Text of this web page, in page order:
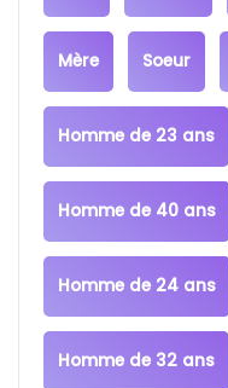
Mère Soeur
Homme de 23 ans
Homme de 40 ans
Homme de 24 ans
Homme de 32 ans